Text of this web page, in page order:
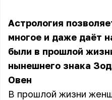
Астрология
многое и даже даёт
были в прошлой
нынешнего знака
Овен
В прошлой жизни